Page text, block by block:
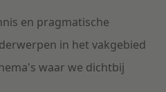
en pragmatische
in het vakgebied
waar we dichtbij